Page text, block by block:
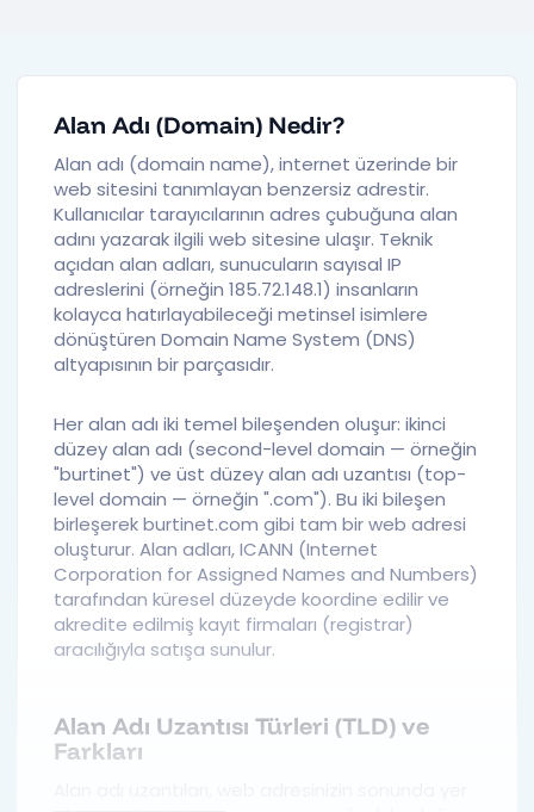
Alan Adı (Domain) Nedir?
Alan adı (domain name), internet üzerinde bir
web sitesini tanımlayan benzersiz adrestir.
Kullanıcılar tarayıcılarının adres çubuğuna alan
adını yazarak ilgili web sitesine ulaşır. Teknik
açıdan alan adları, sunucuların sayısal IP
adreslerini (örneğin 185.72.148.1) insanların
kolayca hatırlayabileceği metinsel isimlere
dönüştürenDomain Name System (DNS)
altyapısının bir parçasıdır.
Her alan adı iki temel bileşenden oluşur:ikinci
düzey alan adı (second-level domain — örneğin
"burtinet") veüst düzey alan adı uzantısı (top-
level domain — örneğin ".com"). Bu iki bileşen
birleşerekburtinet.com gibi tam bir web adresi
oluşturur. Alan adları, ICANN (Internet
Corporation for Assigned Names and Numbers)
tarafından küresel düzeyde koordine edilir ve
akredite edilmiş kayıt firmaları (registrar)
aracılığıyla satışa sunulur.
Alan Adı Uzantısı Türleri (TLD) ve
Farkları